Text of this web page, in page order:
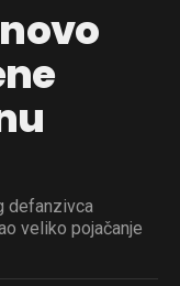
defanzivca
veliko pojačanje